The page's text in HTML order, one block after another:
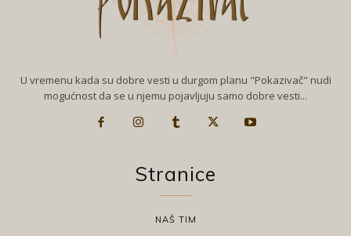
U vremenu kada su dobre vesti u durgom planu "Pokazivač" nudi
mogućnost da se u njemu pojavljuju samo dobre vesti...
Stranice
NAŠ TIM